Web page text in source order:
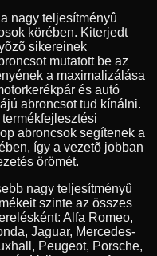
nagy teljesítményû
körében. Kiterjedt
sikereinek
mutatott be az
a maximalizálása
és autó
abroncsot tud kínálni.
abroncsok segítenek a
így a vezetõ jobban
örömét.
nagy teljesítményû
szinte az összes
Alfa Romeo,
Jaguar, Mercedes-
Peugeot, Porsche,